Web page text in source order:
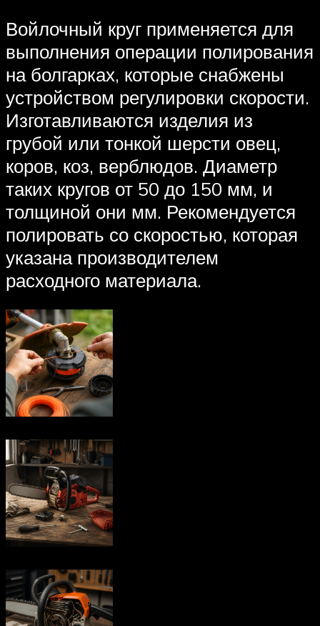
Войлочный круг применяется для
выполнения операции полирования
на болгарках, которые снабжены
устройством регулировки скорости.
Изготавливаются изделия из
грубой или тонкой шерсти овец,
коров, коз, верблюдов. Диаметр
таких кругов от 50 до 150 мм, и
толщиной они мм. Рекомендуется
полировать со скоростью, которая
указана производителем
расходного материала.